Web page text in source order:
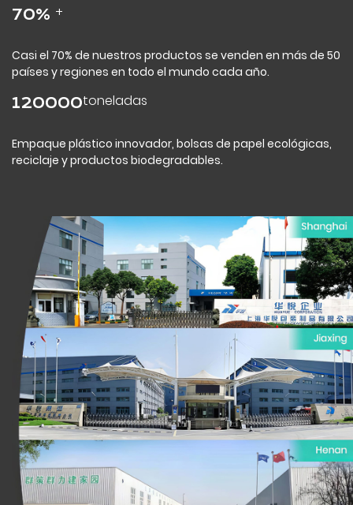
70% +
Casi el 70% de nuestros productos se venden en más de 50
países y regiones en todo el mundo cada año.
120000toneladas
Empaque plástico innovador, bolsas de papel ecológicas,
reciclaje y productos biodegradables.